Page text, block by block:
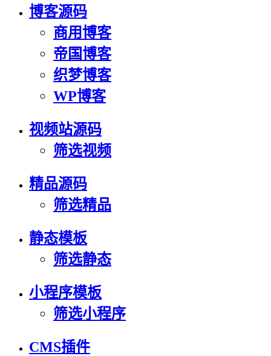
博客源码
商用博客
帝国博客
织梦博客
WP博客
视频站源码
筛选视频
精品源码
筛选精品
静态模板
筛选静态
小程序模板
筛选小程序
CMS插件